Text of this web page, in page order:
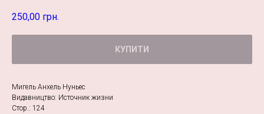
250,00 грн.
КУПИТИ
Мигель Анхель Нуньес
Видавництво: Источник жизни
Стор.: 124